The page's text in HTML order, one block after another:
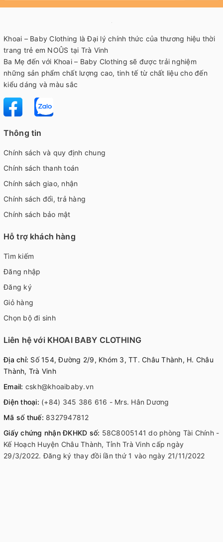
Khoai – Baby Clothing là Đại lý chính thức của thương hiệu thời
trang trẻ em NOÛS tại Trà Vinh
Ba Mẹ đến với Khoai – Baby Clothing sẽ được trải nghiệm
những sản phẩm chất lượng cao, tinh tế từ chất liệu cho đến
kiểu dáng và màu sắc
Thông tin
Chính sách và quy định chung
Chính sách thanh toán
Chính sách giao, nhận
Chính sách đổi, trả hàng
Chính sách bảo mật
Hỗ trợ khách hàng
Tìm kiếm
Đăng nhập
Đăng ký
Giỏ hàng
Chọn bộ đi sinh
Liên hệ với KHOAI BABY CLOTHING
Địa chỉ: Số 154, Đường 2/9, Khóm 3, TT. Châu Thành, H. Châu
Thành, Trà Vinh
Email: cskh@khoaibaby.vn
Điện thoại: (+84) 345 386 616 - Mrs. Hân Dương
Mã số thuế: 8327947812
Giấy chứng nhận ĐKHKD số: 58C8005141 do phòng Tài Chính -
Kế Hoạch Huyện Châu Thành, Tỉnh Trà Vinh cấp ngày
29/3/2022. Đăng ký thay đồi lần thứ 1 vào ngày 21/11/2022